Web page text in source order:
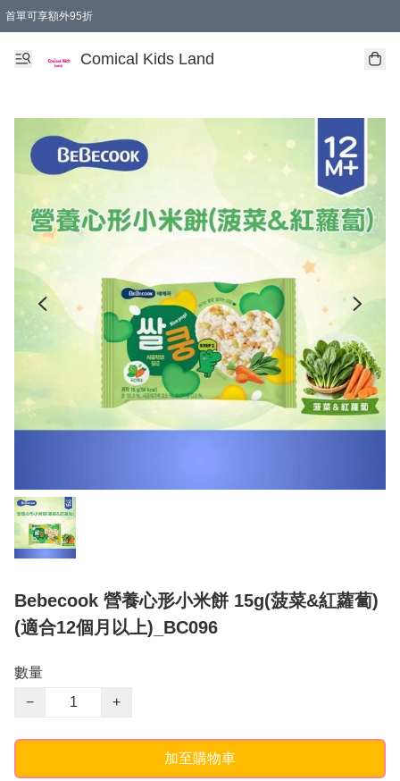
首單可享額外95折
Comical Kids Land
Bebecook 營養心形小米餅 15g(菠菜&紅蘿蔔)
(適合12個月以上)_BC096
數量
−
+
加至購物車